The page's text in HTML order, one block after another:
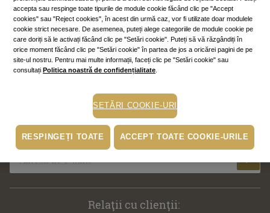
Creează-ți un cont nou și bucură-te de toate beneficiile
aferente!
Abonează-te la newsletter!
Relaţii cu clienţii:
accepta sau respinge toate tipurile de module cookie făcând clic pe "Accept
cookies" sau "Reject cookies", în acest din urmă caz, vor fi utilizate doar modulele
cookie strict necesare. De asemenea, puteți alege categoriile de module cookie pe
care doriți să le activați făcând clic pe "Setări cookie". Puteți să vă răzgândiți în
orice moment făcând clic pe "Setări cookie" în partea de jos a oricărei pagini de pe
site-ul nostru. Pentru mai multe informații, faceți clic pe "Setări cookie" sau
consultați Politica noastră de confidențialitate
SETĂRI COOKIE-URI
RESPINGEȚI TOATE ACCEPT TOATE COOKIE-URILE